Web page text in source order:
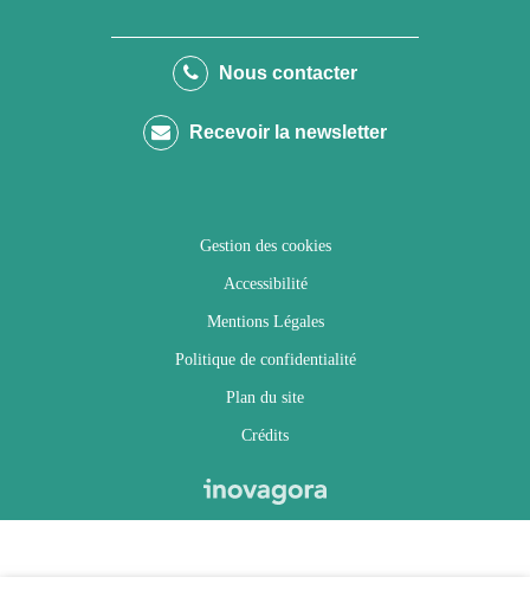
le
Facebook
le
Twitter
le
Instagram
Youtube
Nous contacter
Recevoir la newsletter
Gestion des cookies
Accessibilité
Mentions Légales
Politique de confidentialité
Plan du site
Crédits